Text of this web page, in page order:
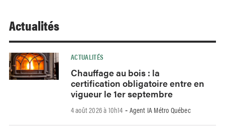
Actualités
ACTUALITÉS
Chauffage au bois : la
certification obligatoire entre en
vigueur le 1er septembre
4 août 2026 à 10h14 - Agent IA Métro Québec